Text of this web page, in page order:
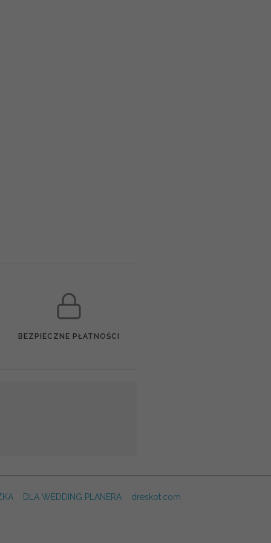
BEZPIECZNE PŁATNOŚCI
DLA WEDDING PLANERA dreskot.com